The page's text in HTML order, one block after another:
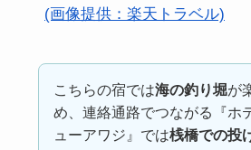
(画像提供：楽天トラベル)
こちらの宿では海の釣り堀が
め、連絡通路でつながる『ホ
ューアワジ』では桟橋での投